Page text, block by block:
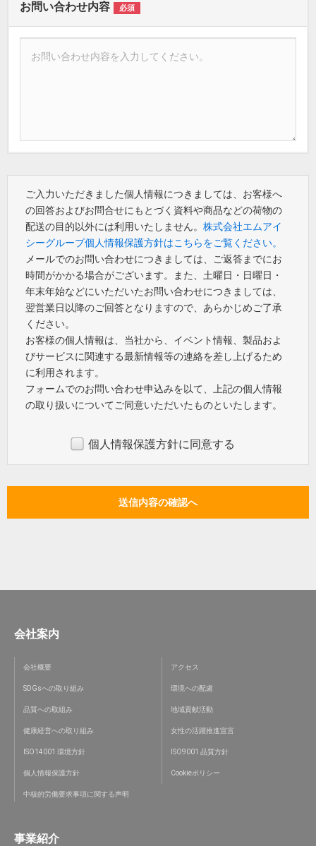
お問い合わせ内容 必須
ご入力いただきました個人情報につきましては、お客様へ
の回答およびお問合せにもとづく資料や商品などの荷物の
配送の目的以外には利用いたしません。 株式会社エムアイ
シーグループ個人情報保護方針はこちらをご覧ください。
メールでのお問い合わせにつきましては、ご返答までにお
時間がかかる場合がございます。また、土曜日・日曜日・
年末年始などにいただいたお問い合わせにつきましては、
翌営業日以降のご回答となりますので、あらかじめご了承
ください。
お客様の個人情報は、当社から、イベント情報、製品およ
びサービスに関連する最新情報等の連絡を差し上げるため
に利用されます。
フォームでのお問い合わせ申込みを以て、上記の個人情報
の取り扱いについてご同意いただいたものといたします。
個人情報保護方針に同意する
会社案内
会社概要 アクセス
SDGsへの取り組み 環境への配慮
品質への取組み 地域貢献活動
健康経営への取り組み 女性の活躍推進宣言
ISO14001 環境方針 ISO9001 品質方針
個人情報保護方針 Cookieポリシー
中核的労働要求事項に関する声明
事業紹介